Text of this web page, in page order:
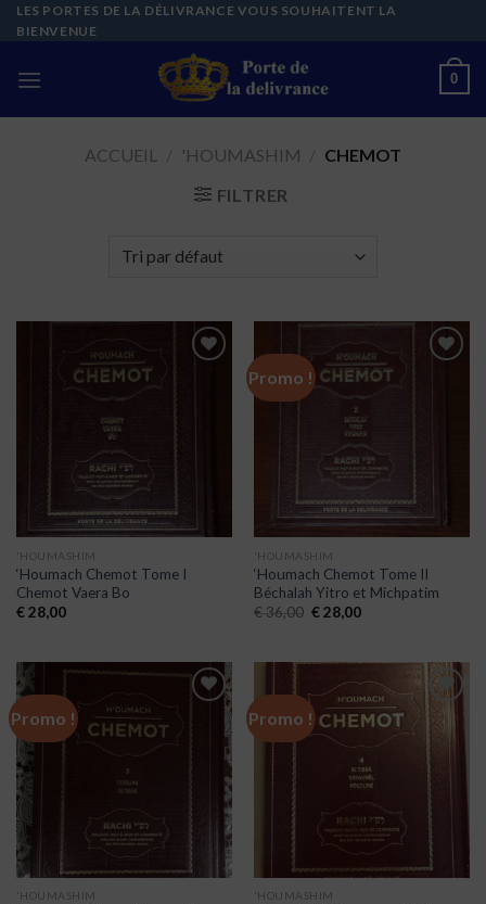
SkipLES PORTES DE LA DÉLIVRANCE VOUS SOUHAITENT LA
BIENVENUE
0
ACCUEIL 'HOUMASHIM
CHEMOT
FILTRER
'HOUMASHIM
‘Houmach Chemot Tome I
Chemot Vaera Bo
€28,00
Promo !
'HOUMASHIM
‘Houmach Chemot Tome II
Béchalah Yitro et Michpatim
€36,00 €28,00
Promo !
'HOUMASHIM
Promo !
Ajouter
à la liste
de
souhaits
'HOUMASHIM